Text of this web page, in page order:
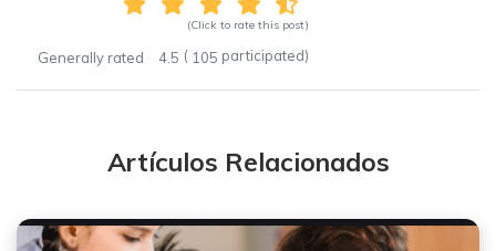
(Click to rate this post)
Generally rated 4.5 ( 105 participated)
Artículos Relacionados